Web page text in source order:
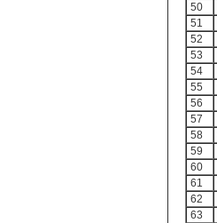
50
51
52
53
54
55
56
57
58
59
60
61
62
63